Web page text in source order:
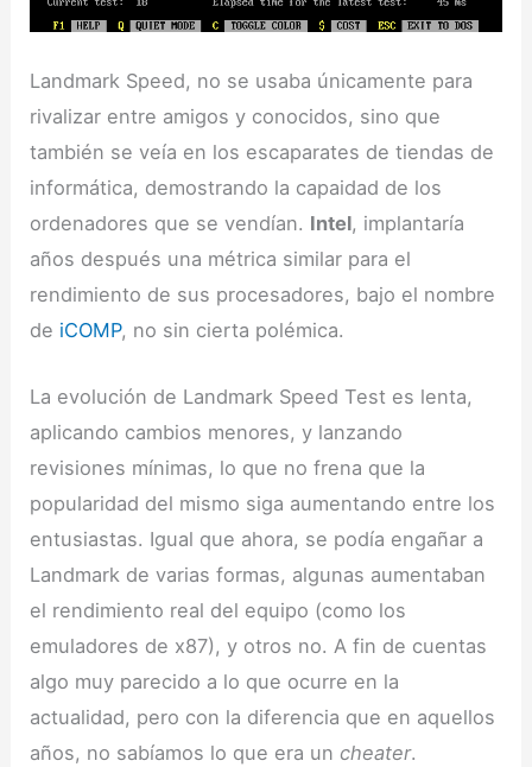
Landmark Speed, no se usaba únicamente para
rivalizar entre amigos y conocidos, sino que
también se veía en los escaparates de tiendas de
informática, demostrando la capaidad de los
ordenadores que se vendían. Intel, implantaría
años después una métrica similar para el
rendimiento de sus procesadores, bajo el nombre
de iCOMP, no sin cierta polémica.
La evolución de Landmark Speed Test es lenta,
aplicando cambios menores, y lanzando
revisiones mínimas, lo que no frena que la
popularidad del mismo siga aumentando entre los
entusiastas. Igual que ahora, se podía engañar a
Landmark de varias formas, algunas aumentaban
el rendimiento real del equipo (como los
emuladores de x87), y otros no. A fin de cuentas
algo muy parecido a lo que ocurre en la
actualidad, pero con la diferencia que en aquellos
años, no sabíamos lo que era uncheater.